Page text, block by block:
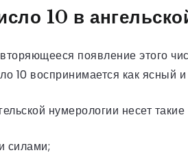
10 в
появление этого
10 воспринимается как ясный
нумерологии несет
силами;